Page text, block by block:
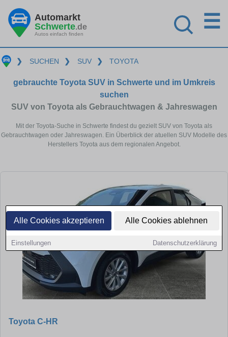
Alle Cookies akzeptieren Alle Cookies ablehnen
Einstellungen Datenschutzerklärung
Automarkt
Schwerte.de
Autos einfach finden
☰
❯ SUCHEN ❯ SUV ❯ TOYOTA
gebrauchte Toyota SUV in Schwerte und im Umkreis
suchen
SUV von Toyota als Gebrauchtwagen & Jahreswagen
Mit der Toyota-Suche in Schwerte findest du gezielt SUV von Toyota als
Gebrauchtwagen oder Jahreswagen. Ein Überblick der atuellen SUV Modelle des
Herstellers Toyota aus dem regionalen Angebot.
Toyota C-HR